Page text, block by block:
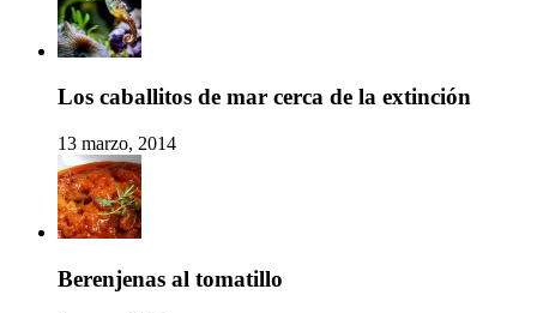
Los caballitos de mar cerca de la extinción
13 marzo, 2014
Berenjenas al tomatillo